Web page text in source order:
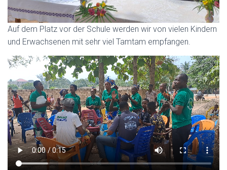
Auf dem Platz vor der Schule werden wir von vielen Kindern
und Erwachsenen mit sehr viel Tamtam empfangen.